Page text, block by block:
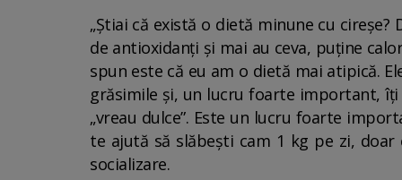
„Știai că există o dietă minune cu
de antioxidanți și mai au ceva, puține
spun este că eu am o dietă mai atipică.
grăsimile și, un lucru foarte important, îți
„vreau dulce”. Este un lucru foarte
te ajută să slăbești cam 1 kg pe zi,
socializare.